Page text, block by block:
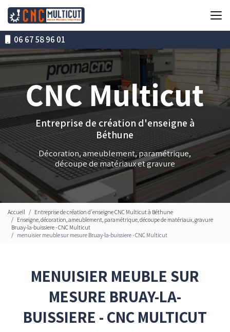
contenu
principal06 67 58 96 01
Entreprise de création d'enseigne à
Béthune
Décoration, ameublement, paramétrique,
découpe de matériaux et gravure
Accueil
Entreprise de création d'enseigne CNC Multicut à Béthune
Enseigne, décoration, ameublement, paramétrique, découpe de matériaux, gravure
Bruay-la-buissiere - CNC Multicut
menuisier meuble sur mesure Bruay-la-buissiere - CNC Multicut
MENUISIER MEUBLE SUR
MESURE BRUAY-LA-
BUISSIERE - CNC MULTICUT